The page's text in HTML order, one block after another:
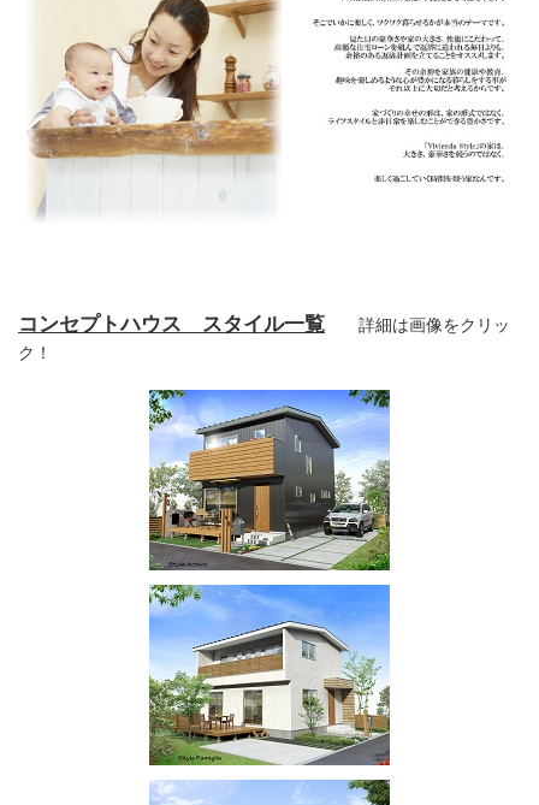
コンセプトハウス スタイル一覧 詳細は画像をクリッ
ク！